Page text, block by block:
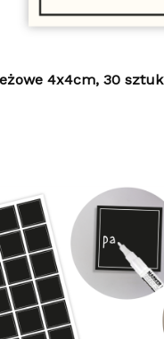
4x4cm, 30 sztuk